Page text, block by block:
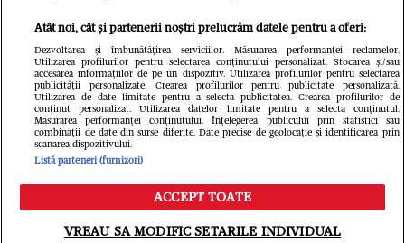
Un vecin instruit poate salva
o viață. Vezi despre ce e
vorba
Intră în
IKEA
Atât noi, cât și partenerii noștri prelucrăm datele pentru a oferi:
Dezvoltarea și îmbunătățirea serviciilor. Măsurarea performanței reclamelor.
Utilizarea profilurilor pentru selectarea conținutului personalizat. Stocarea și/sau
accesarea informațiilor de pe un dispozitiv. Utilizarea profilurilor pentru selectarea
publicității personalizate. Crearea profilurilor pentru publicitate personalizată.
Utilizarea de date limitate pentru a selecta publicitatea. Crearea profilurilor de
conținut personalizat. Utilizarea datelor limitate pentru a selecta conținutul.
Măsurarea performanței conținutului. Înțelegerea publicului prin statistici sau
combinații de date din surse diferite. Date precise de geolocație și identificarea prin
scanarea dispozitivului.
Listă parteneri (furnizori)
ACCEPT TOATE
VREAU SA MODIFIC SETARILE INDIVIDUAL